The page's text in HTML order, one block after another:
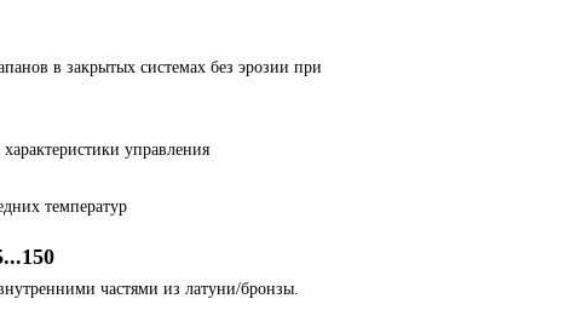
в закрытых системах без эрозии при
управления
температур
частями из латуни/бронзы.